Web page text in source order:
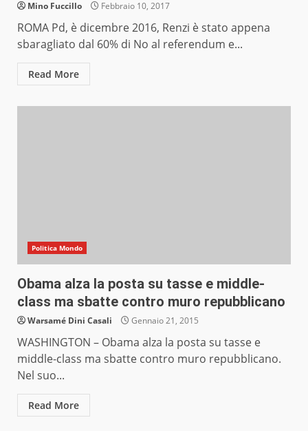
Mino Fuccillo Febbraio 10, 2017
ROMA Pd, è dicembre 2016, Renzi è stato appena
sbaragliato dal 60% di No al referendum e...
Read More
Politica Mondo
Obama alza la posta su tasse e middle-
class ma sbatte contro muro repubblicano
Warsamé Dini Casali Gennaio 21, 2015
WASHINGTON – Obama alza la posta su tasse e
middle-class ma sbatte contro muro repubblicano.
Nel suo...
Read More